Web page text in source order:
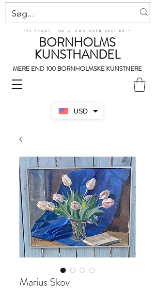
USD
BORNHOLMS
KUNSTHANDEL
MERE END 100 BORNHOLMSKE KUNSTNERE
FRI FRAGT I DK V. KØB OVER 3000 KR.*
Marius Skov